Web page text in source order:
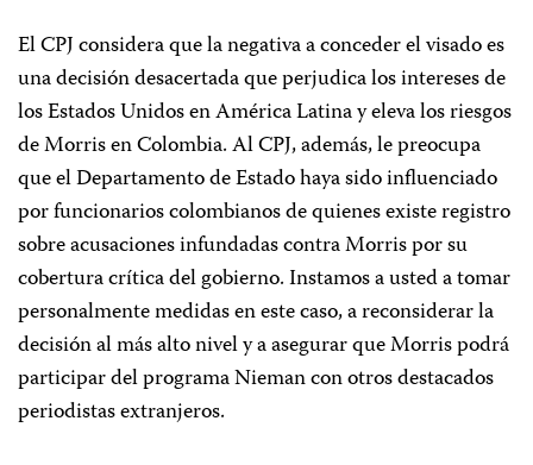
El CPJ considera que la negativa a conceder el visado es
una decisión desacertada que perjudica los intereses de
los Estados Unidos en América Latina y eleva los riesgos
de Morris en Colombia. Al CPJ, además, le preocupa
que el Departamento de Estado haya sido influenciado
por funcionarios colombianos de quienes existe registro
sobre acusaciones infundadas contra Morris por su
cobertura crítica del gobierno. Instamos a usted a tomar
personalmente medidas en este caso, a reconsiderar la
decisión al más alto nivel y a asegurar que Morris podrá
participar del programa Nieman con otros destacados
periodistas extranjeros.